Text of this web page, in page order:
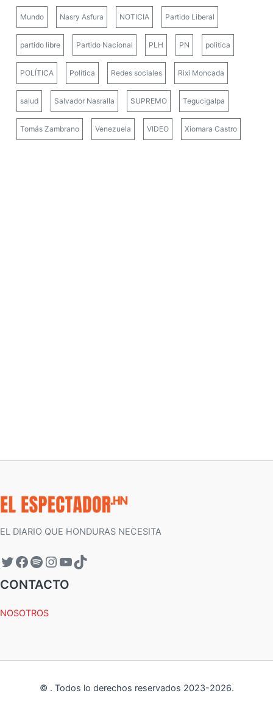
Mundo Nasry Asfura NOTICIA Partido Liberal
partido libre Partido Nacional PLH PN politica
POLÍTICA Política Redes sociales Rixi Moncada
salud Salvador Nasralla SUPREMO Tegucigalpa
Tomás Zambrano Venezuela VIDEO Xiomara Castro
EL DIARIO QUE HONDURAS NECESITA
CONTACTO
NOSOTROS
© . Todos lo derechos reservados 2023-2026.